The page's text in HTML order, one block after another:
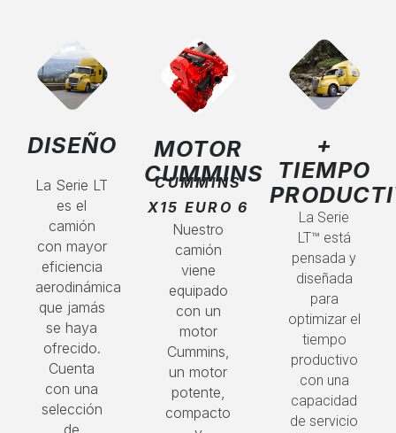
DISEÑO
La Serie LT
es el
camión
con mayor
eficiencia
aerodinámica
que jamás
se haya
ofrecido.
Cuenta
con una
selección
de
MOTOR
CUMMINS
CUMMINS
X15 EURO 6
Nuestro
camión
viene
equipado
con un
motor
Cummins,
un motor
potente,
compacto
+
TIEMPO
La Serie
LT™ está
pensada y
diseñada
para
optimizar el
tiempo
productivo
con una
capacidad
de servicio